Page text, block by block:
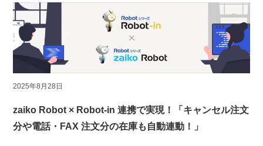
2025年8月28日
zaiko Robot × Robot-in 連携で実現！「キャンセル注文
分や電話・FAX 注文分の在庫も自動連動！」